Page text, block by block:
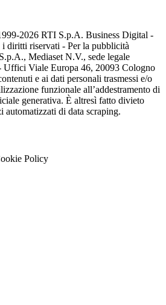
2026 RTI S.p.A. Business Digital -
diritti riservati - Per la pubblicità
Mediaset N.V., sede legale
Uffici Viale Europa 46, 20093 Cologno
e ai dati personali trasmessi e/o
funzionale all’addestramento di
generativa. È altresì fatto divieto
automatizzati di data scraping.
Policy